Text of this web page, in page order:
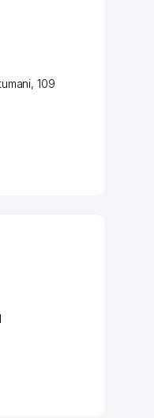
, 109